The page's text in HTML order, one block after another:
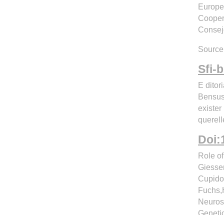
Sfi-
E
exister
Role